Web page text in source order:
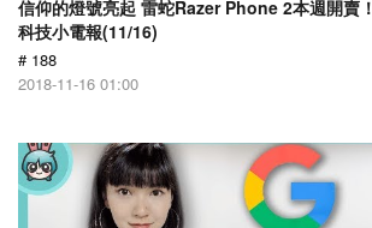
信仰的燈號亮起 雷蛇Razer Phone 2本週開賣！
科技小電報(11/16)
# 188
2018-11-16 01:00